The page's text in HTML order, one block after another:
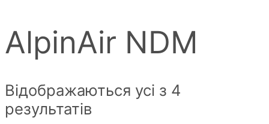
AlpinAir NDM
Відображаються усі з 4
результатів